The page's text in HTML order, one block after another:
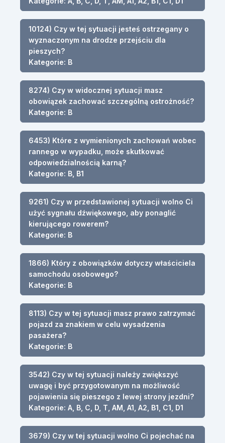
10124) Czy w tej sytuacji jesteś ostrzegany o
wyznaczonym na drodze przejściu dla
pieszych?
Kategorie: B
8274) Czy w widocznej sytuacji masz
obowiązek zachować szczególną ostrożność?
Kategorie: B
6453) Które z wymienionych zachowań wobec
rannego w wypadku, może skutkować
odpowiedzialnością karną?
Kategorie: B, B1
9261) Czy w przedstawionej sytuacji wolno Ci
użyć sygnału dźwiękowego, aby ponaglić
kierującego rowerem?
Kategorie: B
1866) Który z obowiązków dotyczy właściciela
samochodu osobowego?
Kategorie: B
8113) Czy w tej sytuacji masz prawo zatrzymać
pojazd za znakiem w celu wysadzenia
pasażera?
Kategorie: B
3542) Czy w tej sytuacji należy zwiększyć
uwagę i być przygotowanym na możliwość
pojawienia się pieszego z lewej strony jezdni?
Kategorie: A, B, C, D, T, AM, A1, A2, B1, C1, D1
3679) Czy w tej sytuacji wolno Ci pojechać na